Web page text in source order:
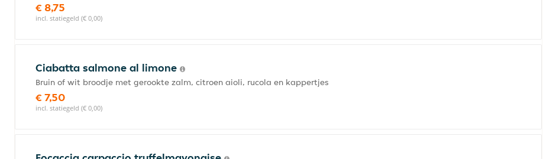
€ 8,75
incl. statiegeld (€ 0,00)
Ciabatta salmone al limone
Bruin of wit broodje met gerookte zalm, citroen aioli, rucola en kappertjes
€ 7,50
incl. statiegeld (€ 0,00)